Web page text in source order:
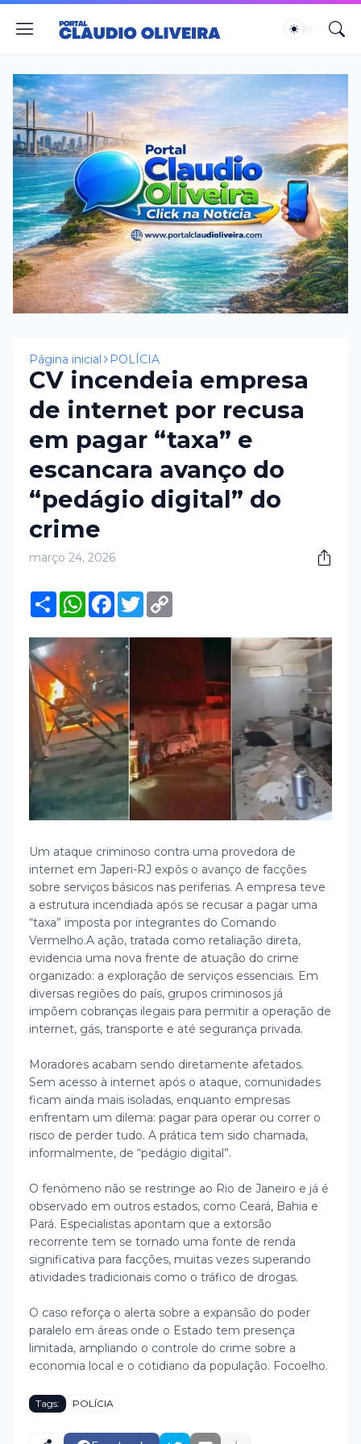
Página inicial POLÍCIA
CV incendeia empresa
de internet por recusa
em pagar “taxa” e
escancara avanço do
“pedágio digital” do
crime
março 24, 2026
S
h
r
W
h
t
p
p
F
e
b
o
o
k
T
w
t
y
Um ataque criminoso contra uma provedora de
internet em Japeri-RJ expôs o avanço de facções
sobre serviços básicos nas periferias. A empresa teve
a estrutura incendiada após se recusar a pagar uma
“taxa” imposta por integrantes do Comando
Vermelho.A ação, tratada como retaliação direta,
evidencia uma nova frente de atuação do crime
organizado: a exploração de serviços essenciais. Em
diversas regiões do país, grupos criminosos já
impõem cobranças ilegais para permitir a operação de
internet, gás, transporte e até segurança privada.
Moradores acabam sendo diretamente afetados.
Sem acesso à internet após o ataque, comunidades
ficam ainda mais isoladas, enquanto empresas
enfrentam um dilema: pagar para operar ou correr o
risco de perder tudo. A prática tem sido chamada,
informalmente, de “pedágio digital”.
O fenômeno não se restringe ao Rio de Janeiro e já é
observado em outros estados, como Ceará, Bahia e
Pará. Especialistas apontam que a extorsão
recorrente tem se tornado uma fonte de renda
significativa para facções, muitas vezes superando
atividades tradicionais como o tráfico de drogas.
O caso reforça o alerta sobre a expansão do poder
paralelo em áreas onde o Estado tem presença
limitada, ampliando o controle do crime sobre a
economia local e o cotidiano da população. Focoelho.
Tags: POLÍCIA